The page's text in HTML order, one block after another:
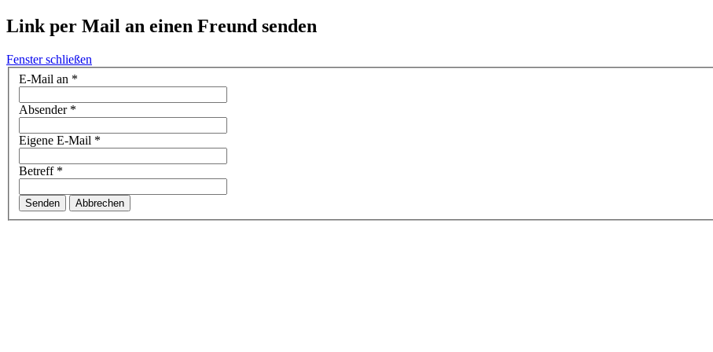
Link per Mail an einen Freund senden
Fenster schließen
E-Mail an *
Absender*
Eigene E-Mail *
Betreff*
Senden Abbrechen